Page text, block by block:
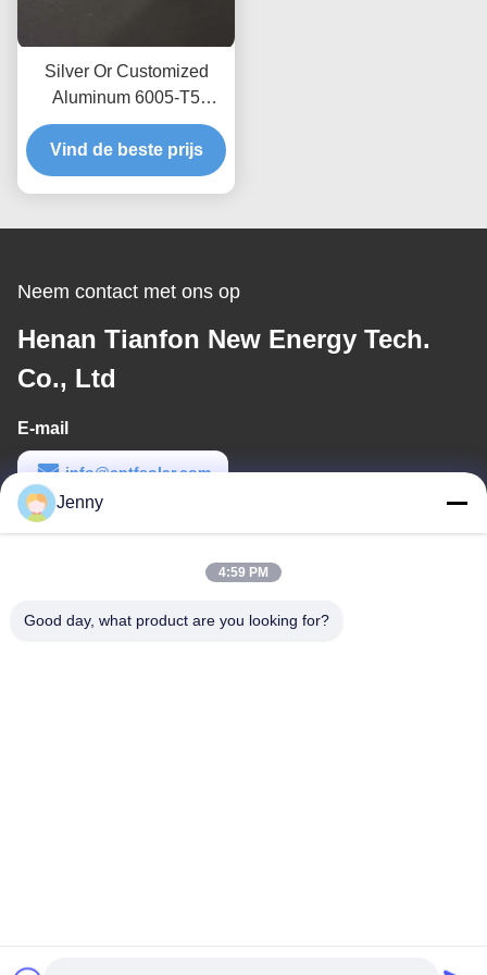
Silver Or Customized
Aluminum 6005-T5
Extrusion Profiles
Photovoltaic Module
Mounting Rack Rail For
Vind de beste prijs
Neem contact met ons op
Henan Tianfon New Energy Tech.
Co., Ltd
E-mail
info@cntfsolar.com
Werktijd
Jenny
4:59 PM
Good day, what product are you looking for?